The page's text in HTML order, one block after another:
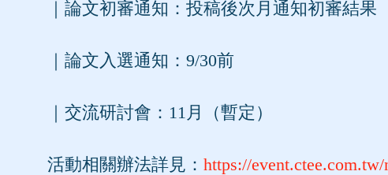
｜論文初審通知：投稿後次月通知初審結果
｜論文入選通知：9/30前
｜交流研討會：11月（暫定）
活動相關辦法詳見： https://